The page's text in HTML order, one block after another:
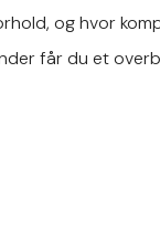
og hvor
får du et